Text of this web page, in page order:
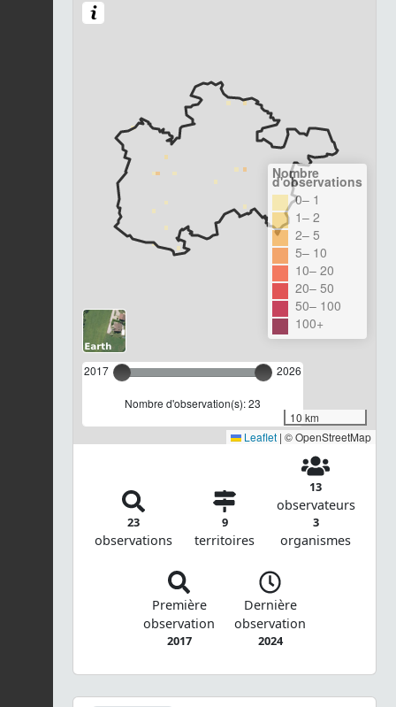
2017 2026
Nombre d'observation(s): 23
Nombre
d'observations
0– 1
1– 2
2– 5
5– 10
10– 20
20– 50
50– 100
100+
10 km
Leaflet | © OpenStreetMap
23
observations
9
territoires
13
observateurs
3
organismes
Première
observation
2017
Dernière
observation
2024